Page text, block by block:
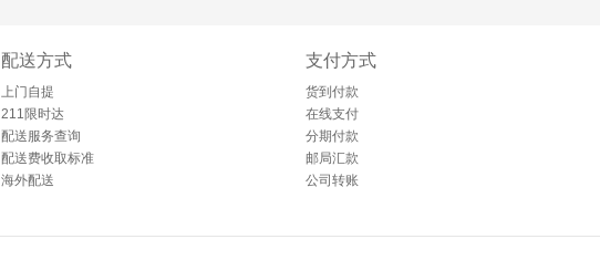
配送方式
上门自提
211限时达
配送服务查询
配送费收取标准
海外配送
支付方式
货到付款
在线支付
分期付款
邮局汇款
公司转账